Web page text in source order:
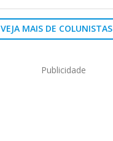
VEJA MAIS DE COLUNISTAS
Publicidade